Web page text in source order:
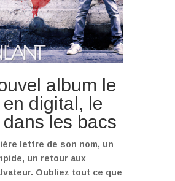
album le
digital, le
les bacs
lettre de son nom, un
un retour aux
Oubliez tout ce que